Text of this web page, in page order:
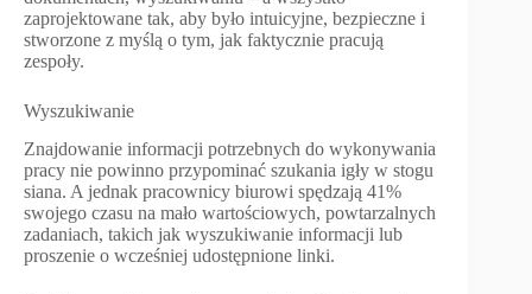
zaprojektowane tak, aby było intuicyjne, bezpieczne i
stworzone z myślą o tym, jak faktycznie pracują
zespoły.
Wyszukiwanie
Znajdowanie informacji potrzebnych do wykonywania
pracy nie powinno przypominać szukania igły w stogu
siana. A jednak pracownicy biurowi spędzają 41%
swojego czasu na mało wartościowych, powtarzalnych
zadaniach, takich jak wyszukiwanie informacji lub
proszenie o wcześniej udostępnione linki.